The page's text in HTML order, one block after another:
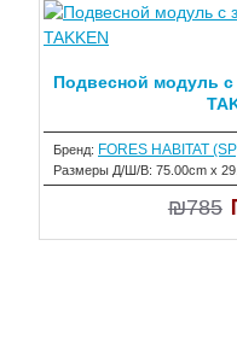
Бренд: FORES HABITAT
Размеры Д/Ш/В: 75.00cm x
Подвесной модуль
₪785